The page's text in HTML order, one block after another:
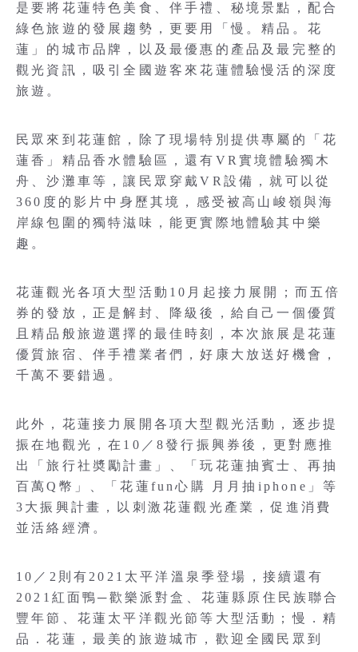
是要將花蓮特色美食、伴手禮、秘境景點，配合
綠色旅遊的發展趨勢，更要用「慢。精品。花
蓮」的城市品牌，以及最優惠的產品及最完整的
觀光資訊，吸引全國遊客來花蓮體驗慢活的深度
旅遊。
民眾來到花蓮館，除了現場特別提供專屬的「花
蓮香」精品香水體驗區，還有VR實境體驗獨木
舟、沙灘車等，讓民眾穿戴VR設備，就可以從
360度的影片中身歷其境，感受被高山峻嶺與海
岸線包圍的獨特滋味，能更實際地體驗其中樂
趣。
花蓮觀光各項大型活動10月起接力展開；而五倍
券的發放，正是解封、降級後，給自己一個優質
且精品般旅遊選擇的最佳時刻，本次旅展是花蓮
優質旅宿、伴手禮業者們，好康大放送好機會，
千萬不要錯過。
此外，花蓮接力展開各項大型觀光活動，逐步提
振在地觀光，在10／8發行振興券後，更對應推
出「旅行社奬勵計畫」、「玩花蓮抽賓士、再抽
百萬Q幣」、「花蓮fun心購 月月抽iphone」等
3大振興計畫，以刺激花蓮觀光產業，促進消費
並活絡經濟。
10／2則有2021太平洋溫泉季登場，接續還有
2021紅面鴨─歡樂派對盒、花蓮縣原住民族聯合
豐年節、花蓮太平洋觀光節等大型活動；慢．精
品．花蓮，最美的旅遊城市，歡迎全國民眾到